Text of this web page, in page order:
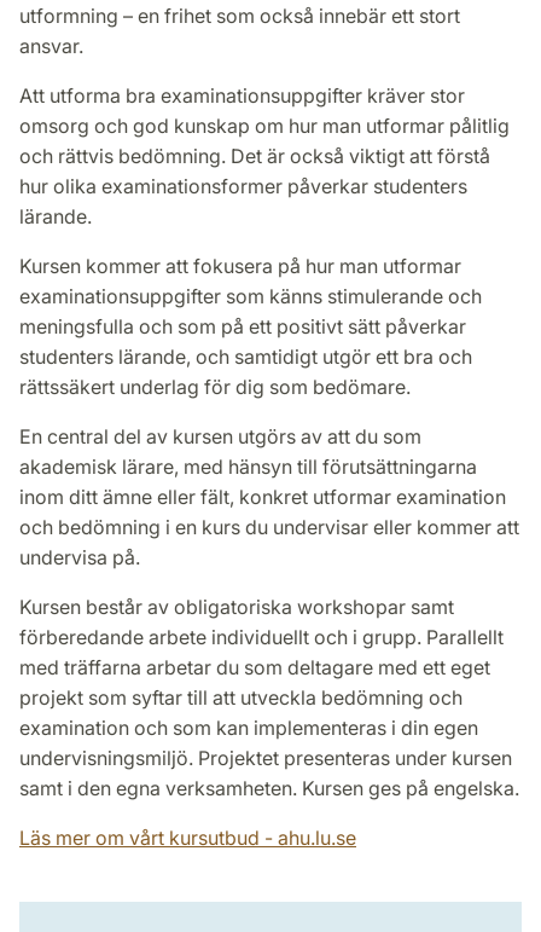
utformning – en frihet som också innebär ett stort
ansvar.
Att utforma bra examinationsuppgifter kräver stor
omsorg och god kunskap om hur man utformar pålitlig
och rättvis bedömning. Det är också viktigt att förstå
hur olika examinationsformer påverkar studenters
lärande.
Kursen kommer att fokusera på hur man utformar
examinationsuppgifter som känns stimulerande och
meningsfulla och som på ett positivt sätt påverkar
studenters lärande, och samtidigt utgör ett bra och
rättssäkert underlag för dig som bedömare.
En central del av kursen utgörs av att du som
akademisk lärare, med hänsyn till förutsättningarna
inom ditt ämne eller fält, konkret utformar examination
och bedömning i en kurs du undervisar eller kommer att
undervisa på.
Kursen består av obligatoriska workshopar samt
förberedande arbete individuellt och i grupp. Parallellt
med träffarna arbetar du som deltagare med ett eget
projekt som syftar till att utveckla bedömning och
examination och som kan implementeras i din egen
undervisningsmiljö. Projektet presenteras under kursen
samt i den egna verksamheten. Kursen ges på engelska.
Läs mer om vårt kursutbud - ahu.lu.se